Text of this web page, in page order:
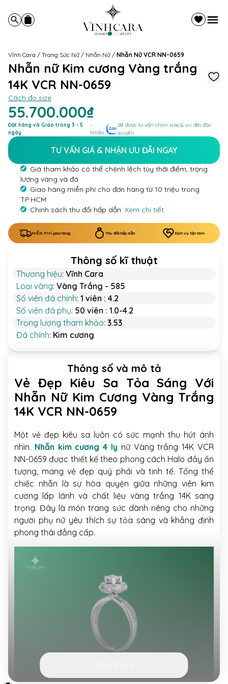
Vĩnh Cara / Trang Sức Nữ / Nhẫn Nữ / Nhẫn Nữ VCR NN-0659
Nhẫn nữ Kim cương Vàng trắng
14K VCR NN-0659
Cách đo size
55.700.000₫
Đặt hàng và Giao trong 3 - 5
ngày
-
Nhấn
để được tư vấn chọn size & ưu đãi độc
quyền
TƯ VẤN GIÁ & NHẬN ƯU ĐÃI NGAY
Giá tham khảo có thể chênh lệch tùy thời điểm, trọng
lượng vàng và đá
Giao hàng miễn phí cho đơn hàng từ 10 triệu trong
TP.HCM
Chính sách thu đổi hấp dẫn. Xem chi tiết
MIỄN PHÍ giao hàng Thu đổi hấp dẫn Dịch vụ tận tâm
Thông số kĩ thuật
Thương hiệu: Vĩnh Cara
Loại vàng: Vàng Trắng - 585
Số viên đá chính: 1 viên : 4.2
Số viên đá phụ: 50 viên : 1.0-4.2
Trọng lượng tham khảo: 3.53
Đá chính: Kim cương
Thông số và mô tả
Vẻ Đẹp Kiêu Sa Tỏa Sáng Với
Nhẫn Nữ Kim Cương Vàng Trắng
14K VCR NN-0659
Một vẻ đẹp kiêu sa luôn có sức mạnh thu hút ánh
nhìn. Nhẫn kim cương 4 ly nữ Vàng trắng 14K VCR
NN-0659 được thiết kế theo phong cách Halo đầy ấn
tượng, mang vẻ đẹp quý phái và tinh tế. Tổng thể
chiếc nhẫn là sự hòa quyện giữa những viên kim
cương lấp lánh và chất liệu vàng trắng 14K sang
trọng. Đây là món trang sức dành riêng cho những
người phụ nữ yêu thích sự tỏa sáng và khẳng định
phong thái đẳng cấp.